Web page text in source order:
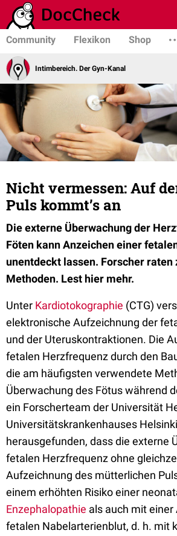
Community Flexikon Shop
Intimbereich. Der Gyn-Kanal
Nicht vermessen: Auf
Puls kommt’s an
Die externe Überwachung der
Föten kann Anzeichen einer
unentdeckt lassen. Forscher raten
Methoden. Lest hier mehr.
Unter Kardiotokographie (CTG)
elektronische Aufzeichnung der
und der Uteruskontraktionen. Die
fetalen Herzfrequenz durch den
die am häufigsten verwendete
Überwachung des Fötus während
ein Forscherteam der Universität
Universitätskrankenhauses
herausgefunden, dass die externe
fetalen Herzfrequenz ohne
Aufzeichnung des mütterlichen
einem erhöhten Risiko einer
Enzephalopathie als auch mit
fetalen Nabelarterienblut, d. h. mit